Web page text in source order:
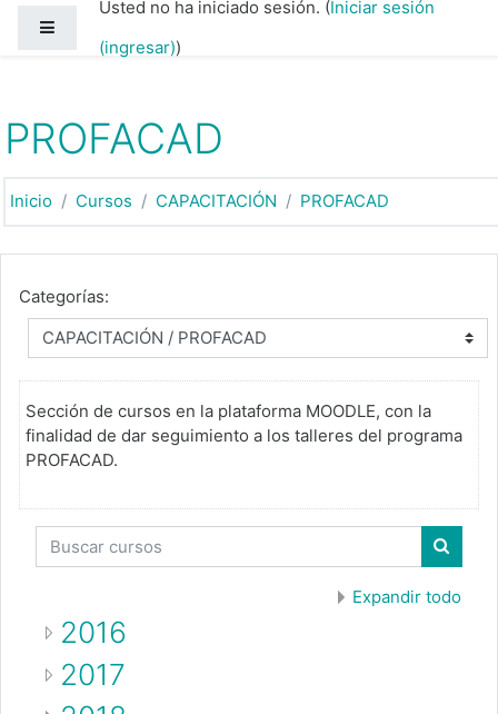
Saltar al contenido principal
Usted no ha iniciado sesión. (Iniciar sesión
(ingresar))
PROFACAD
Inicio Cursos CAPACITACIÓN PROFACAD
Categorías:
Sección de cursos en la plataforma MOODLE, con la
finalidad de dar seguimiento a los talleres del programa
PROFACAD.
Buscar cursos
Expandir todo
2016
2017